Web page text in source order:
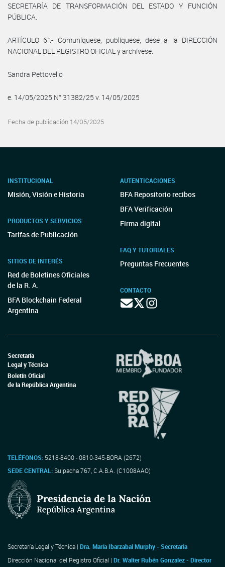
SECRETARÍA DE TRANSFORMACIÓN DEL ESTADO Y FUNCIÓN
PÚBLICA.
ARTÍCULO 6°.- Comuníquese, publíquese, dese a la DIRECCIÓN
NACIONAL DEL REGISTRO OFICIAL y archívese.
Sandra Pettovello
e. 14/05/2025 N° 31382/25 v. 14/05/2025
Fecha de publicación 14/05/2025
INSTITUCIONAL
Misión, Visión e Historia
PRODUCTOS Y SERVICIOS
Tarifas de Publicación
SITIOS DE INTERÉS
Red de Boletines Oficiales
de la R. A.
BFA Blockchain Federal
Argentina
AUTENTICACIONES
BFA Repositorio recibos
BFA Verificación
Firma digital
FAQ Y TUTORIALES
Preguntas Frecuentes
CONTACTO
Secretaría
Legal y Técnica
Boletín Oficial
de la República Argentina
TELÉFONOS: 5218-8400 - 0810-345-BORA (2672)
SEDE CENTRAL:Suipacha 767, C.A.B.A. (C1008AAO)
Secretaría Legal y Técnica | Dra. María Ibarzabal Murphy - Secretaria
Dirección Nacional del Registro Oficial | Dr. Walter Rubén Gonzalez - Director